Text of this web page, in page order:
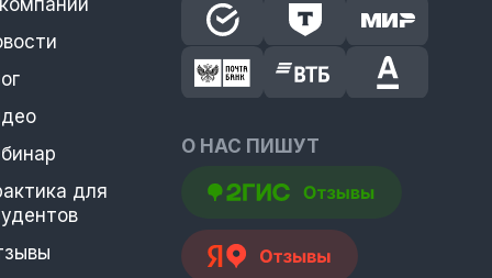
для
О НАС ПИШУТ